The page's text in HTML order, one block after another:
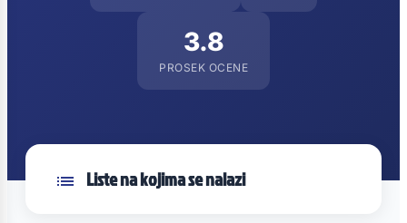
3.8
PROSEK OCENE
Liste na kojima se nalazi